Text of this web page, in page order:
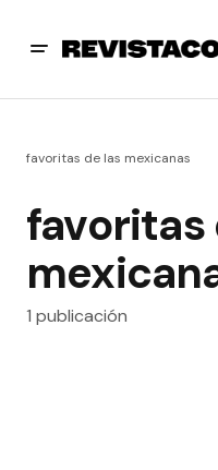
favoritas de las mexicanas
favoritas
1 publicación